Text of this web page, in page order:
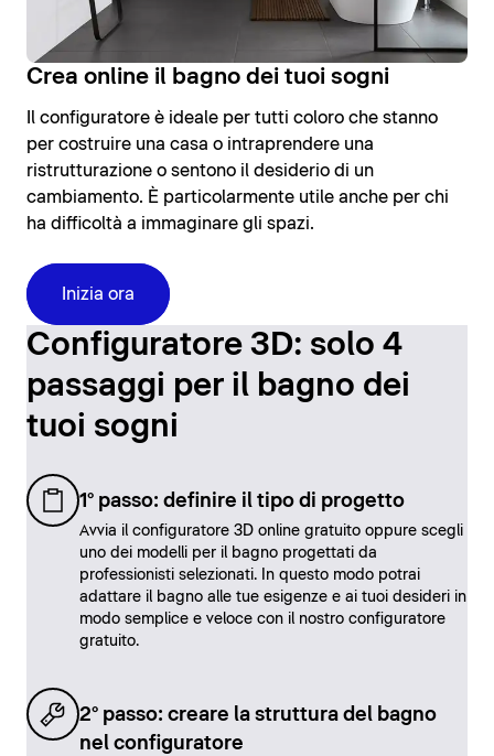
Crea online il bagno dei tuoi sogni
Il configuratore è ideale per tutti coloro che stanno
per costruire una casa o intraprendere una
ristrutturazione o sentono il desiderio di un
cambiamento. È particolarmente utile anche per chi
ha difficoltà a immaginare gli spazi.
Inizia ora
Configuratore 3D: solo 4
passaggi per il bagno dei
tuoi sogni
1° passo: definire il tipo di progetto
Avvia il configuratore 3D online gratuito oppure scegli
uno dei modelli per il bagno progettati da
professionisti selezionati. In questo modo potrai
adattare il bagno alle tue esigenze e ai tuoi desideri in
modo semplice e veloce con il nostro configuratore
gratuito.
2° passo: creare la struttura del bagno
nel configuratore